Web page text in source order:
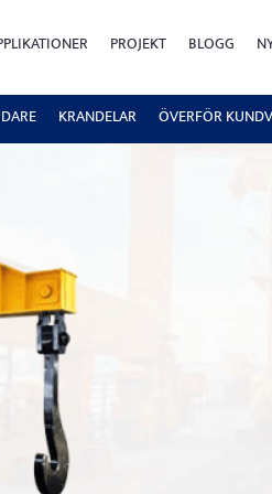
PROJEKT BLOGG
KRANDELAR ÖVERFÖR